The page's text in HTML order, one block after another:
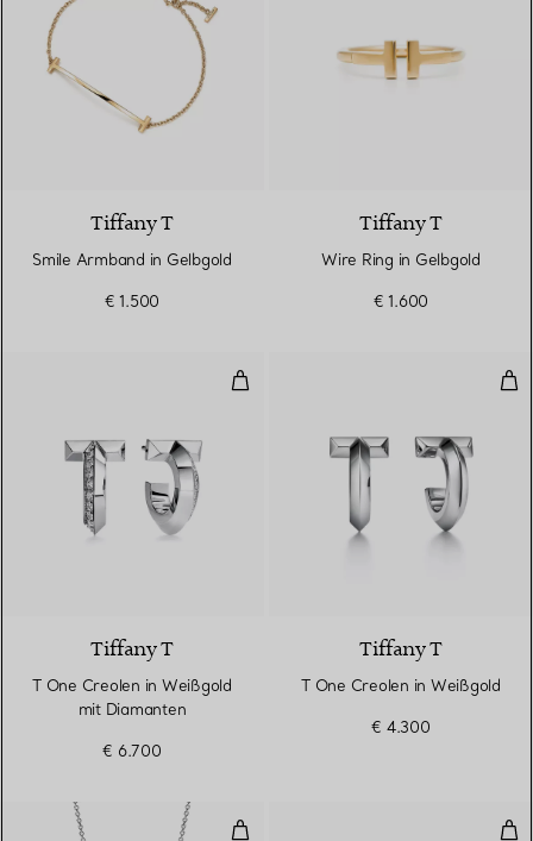
Tiffany T
Smile Armband in Gelbgold
€ 1.500
Tiffany T
Wire Ring in Gelbgold
€ 1.600
T One Creolen in Weißgold mit
Tiffany T
T One Creolen in Weißgold
mit Diamanten
€ 6.700
T
Tiffany T
T One Creolen in Weißgold
€ 4.300
Circle Anhänger mit Diamant